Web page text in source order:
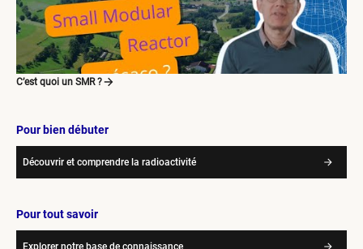
C’est quoi un SMR ?
Pour bien débuter
Découvrir et comprendre la radioactivité
Pour tout savoir
Explorer notre base de connaissance